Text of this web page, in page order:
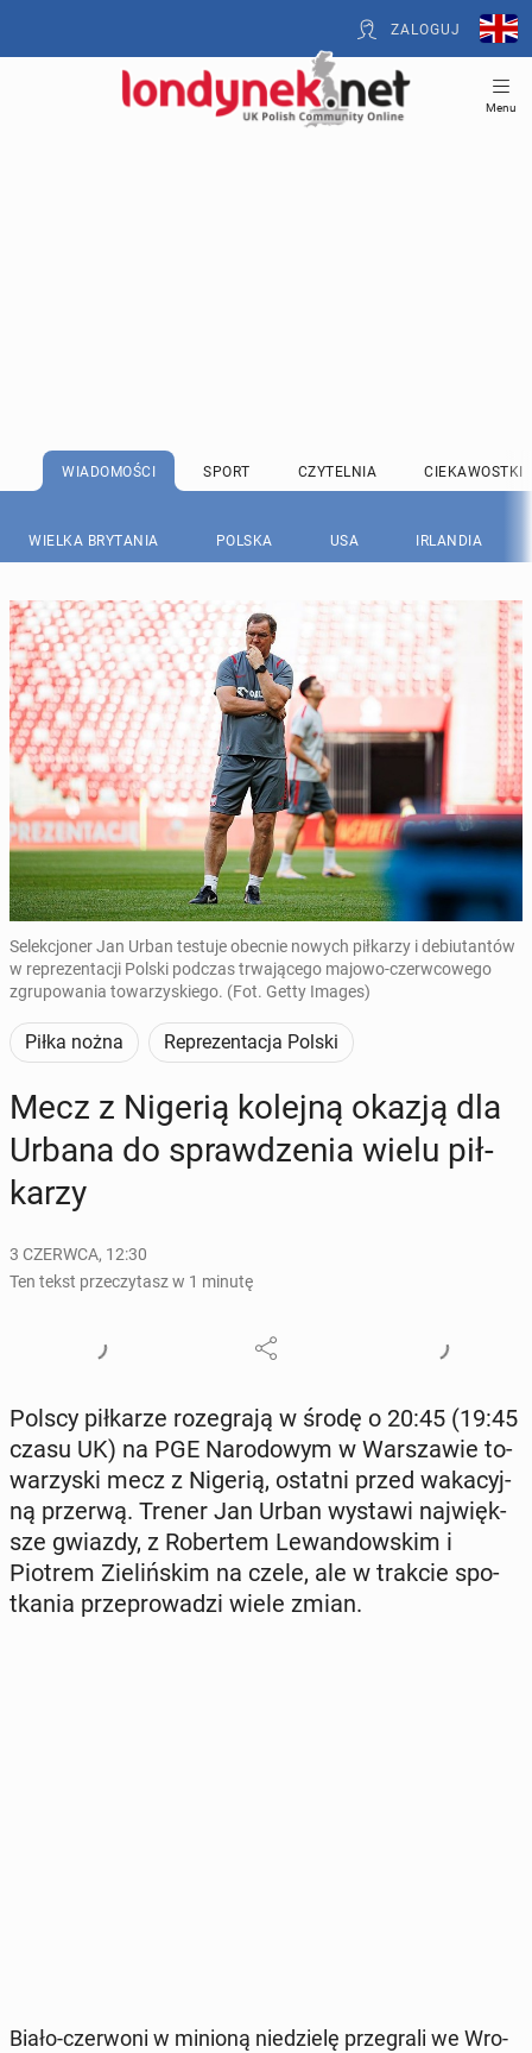
ZALOGUJ
Menu
WIADOMOŚCI SPORT CZYTELNIA CIEKAWOSTKI
WIELKA BRYTANIA POLSKA USA IRLANDIA
Selekcjoner Jan Urban testuje obecnie nowych piłkarzy i debiutantów
w reprezentacji Polski podczas trwającego majowo-czerwcowego
zgrupowania towarzyskiego. (Fot. Getty Images)
Piłka nożna Reprezentacja Polski
Mecz z Nigerią kolejną okazją dla
Urbana do spraw­dze­nia wielu pił­
ka­rzy
3 CZERWCA, 12:30
Ten tekst przeczytasz w 1 minutę
Polscy pił­ka­rze ro­ze­gra­ją w środę o 20:45 (19:45
czasu UK) na PGE Na­ro­do­wym w War­sza­wie to­
wa­rzy­ski mecz z Nigerią, ostatni przed wa­ka­cyj­
ną przerwą. Trener Jan Urban wystawi naj­więk­
sze gwiazdy, z Ro­ber­tem Le­wan­dow­skim i
Piotrem Zie­liń­skim na czele, ale w trakcie spo­
tka­nia prze­pro­wa­dzi wiele zmian.
Biało-czer­wo­ni w minioną nie­dzie­lę prze­gra­li we Wro­